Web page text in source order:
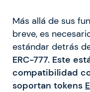
Más allá de sus
breve, es
estándar detrás
ERC-777. Este
compatibilidad
soportan tokens